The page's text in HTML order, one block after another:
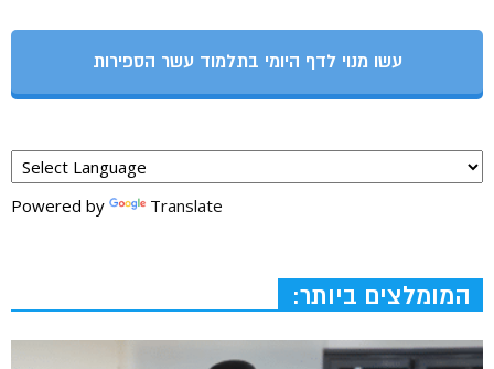
עשו מנוי לדף היומי בתלמוד עשר הספירות
Powered by Translate
המומלצים ביותר: